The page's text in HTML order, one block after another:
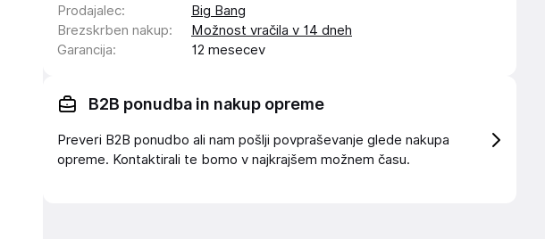
Prodajalec:
Big Bang
Brezskrben nakup:
Možnost vračila v 14 dneh
Garancija: 12 mesecev
B2B ponudba in nakup opreme
Preveri B2B ponudbo ali nam pošlji povpraševanje glede nakupa
opreme. Kontaktirali te bomo v najkrajšem možnem času.